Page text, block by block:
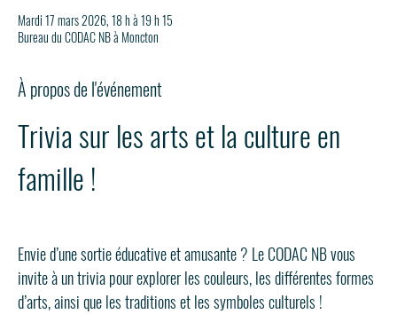
Mardi 17 mars 2026, 18 h à 19 h 15
Bureau du CODAC NB à Moncton
À propos de l'événement
Trivia sur les arts et la culture en
famille !
Envie d’une sortie éducative et amusante ? Le CODAC NB vous
invite à un trivia pour explorer les couleurs, les différentes formes
d’arts, ainsi que les traditions et les symboles culturels !